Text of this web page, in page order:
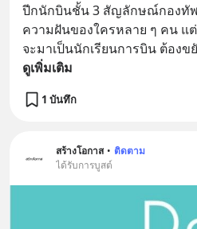
ปีกนักบินชั้น 3 สัญลักษณ์กองทั
ความฝันของใครหลาย ๆ คน
จะมาเป็นนักเรียนการบิน ต้อง
ดูเพิ่มเติม
1 บันทึก
สร้างโอกาส • ติดตาม
ได้รับการบูสต์